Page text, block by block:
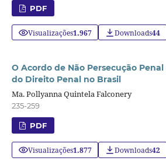
PDF
Visualizações1.967 Downloads44
O Acordo de Não Persecução
do Direito Penal no Brasil
Ma. Pollyanna Quintela Falconery
235-259
PDF
Visualizações1.877 Downloads42